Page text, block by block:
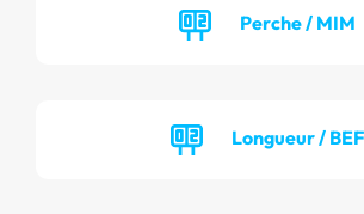
Perche / MIM
Longueur / BEF